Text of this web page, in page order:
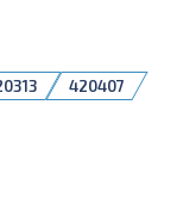
420407